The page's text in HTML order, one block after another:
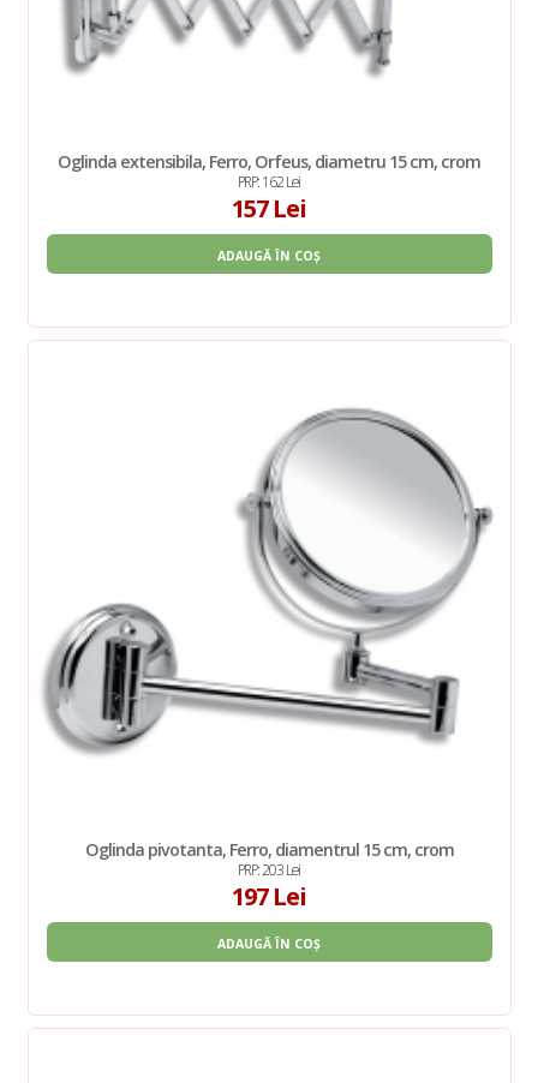
Oglinda extensibila, Ferro, Orfeus, diametru 15 cm, crom
PRP: 162 Lei
157 Lei
ADAUGĂ ÎN COȘ
Oglinda pivotanta, Ferro, diamentrul 15 cm, crom
PRP: 203 Lei
197 Lei
ADAUGĂ ÎN COȘ